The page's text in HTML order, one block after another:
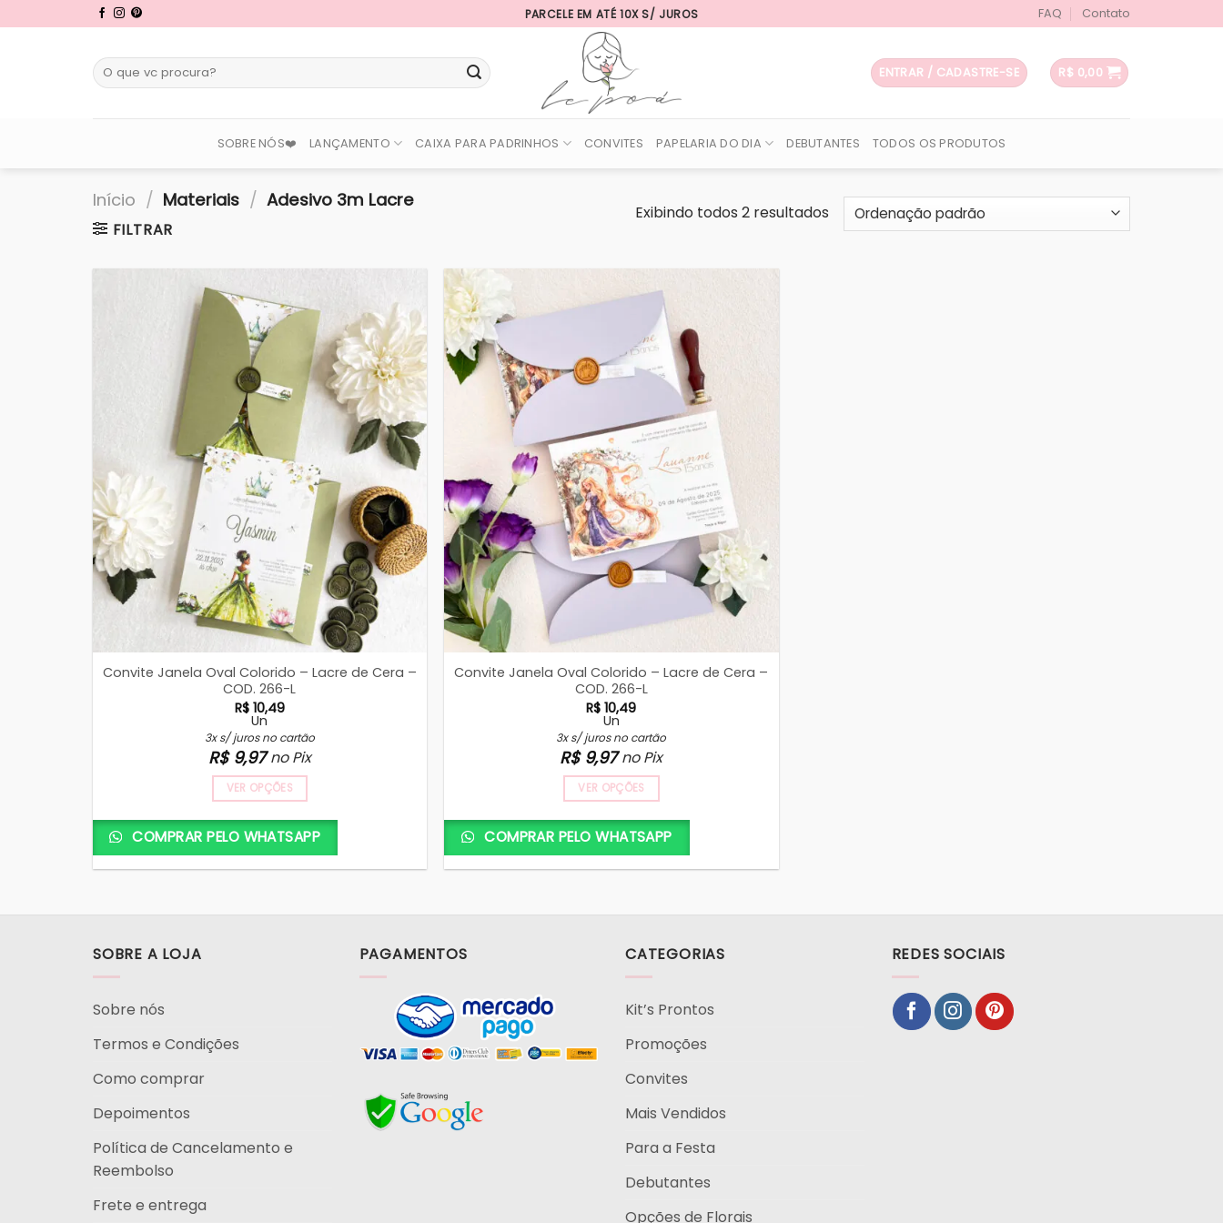
to
PARCELE EM ATÉ 10X S/ JUROS FAQ Contato
Pesquisar
por:
ENTRAR / CADASTRE-SE R$ 0,00
SOBRE NÓS❤️ LANÇAMENTO CAIXA PARA PADRINHOS CONVITES PAPELARIA DO DIA DEBUTANTES TODOS OS PRODUTOS
Início / Materiais / Adesivo 3m Lacre
FILTRAR
Exibindo todos 2 resultados
Convite Janela Oval Colorido – Lacre de Cera –
COD. 266-L
R$10,49
Un
3x s/ juros no cartão
R$9,97 no Pix
VER OPÇÕES
COMPRAR PELO WHATSAPP
Convite Janela Oval Colorido – Lacre de Cera –
COD. 266-L
R$ 10,49
Un
3x s/ juros no cartão
R$9,97 no Pix
VER OPÇÕES
COMPRAR PELO WHATSAPP
SOBRE A LOJA
Sobre nós
Termos e Condições
Como comprar
Depoimentos
Política de Cancelamento e
Reembolso
Frete e entrega
PAGAMENTOS CATEGORIAS
Kit’s Prontos
Promoções
Convites
Mais Vendidos
Para a Festa
Debutantes
Opções de Florais
REDES SOCIAIS